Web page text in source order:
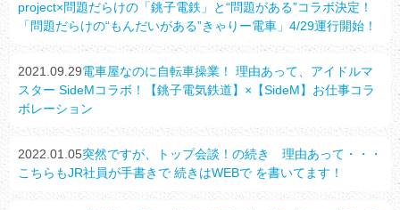
project×問題だらけの「銚子電鉄」と“問題がある”コラボ決定！
「問題だらけの“もんだいがある”きゃりー電車」4/29運行開始！
2021.09.29電車屋なのに自転車操業！ 理由あって、アイドルマ
スター SideMコラボ！【銚子電気鉄道】×【SideM】お仕事コラ
ボレーション
2022.01.05突然ですが、トップ会談！の続き 理由あって・・・
こちらもJR社員が手書きで 続きはWEBで を書いてます！